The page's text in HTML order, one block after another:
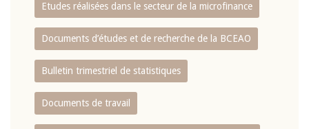
Etudes réalisées dans le secteur de la microfinance
Documents d’études et de recherche de la BCEAO
Bulletin trimestriel de statistiques
Documents de travail